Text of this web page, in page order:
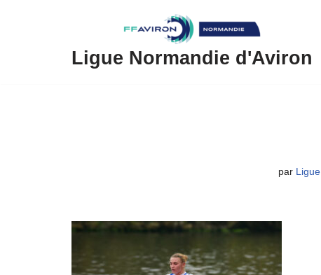
Ligue Normandie d'Aviron
par Ligue